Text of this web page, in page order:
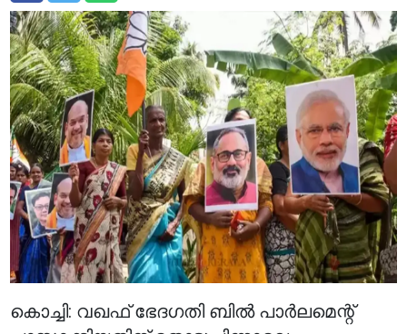
കൊച്ചി: വഖഫ് ഭേദഗതി ബിൽ പാർലമെന്റ്